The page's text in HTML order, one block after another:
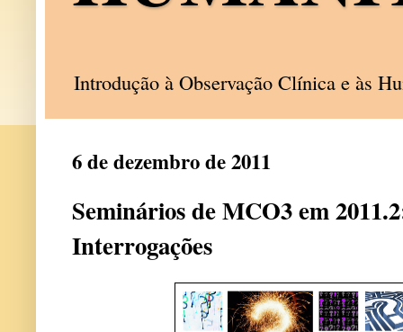
Introdução à Observação Clínica e às
6 de dezembro de 2011
Seminários de MCO3 em
Interrogações